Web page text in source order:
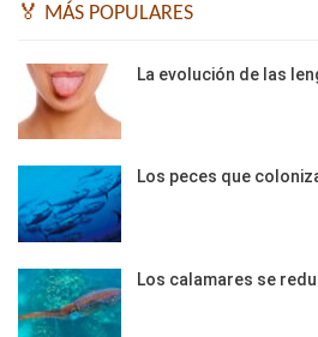
🏅 MÁS POPULARES
La evolución de las
Los peces que
Los calamares se